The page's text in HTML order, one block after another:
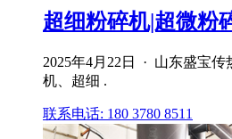
超细粉碎机|超微粉
2025年4月22日 · 山东盛宝
机、超细 .
联系电话: 180 3780 8511